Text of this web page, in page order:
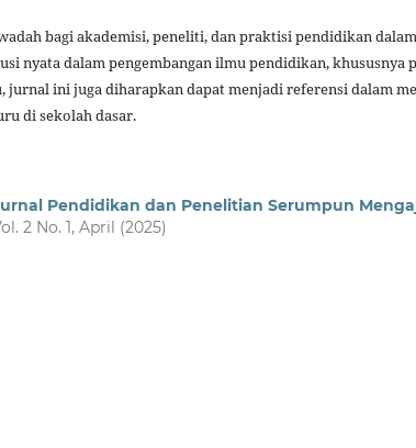
bagi akademisi, peneliti, dan praktisi pendidikan
nyata dalam pengembangan ilmu pendidikan, khususnya
jurnal ini juga diharapkan dapat menjadi referensi dalam
di sekolah dasar.
Pendidikan dan Penelitian Serumpun
2 No. 1, April (2025)